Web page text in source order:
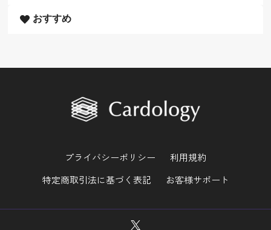
おすすめ
プライバシーポリシー
利用規約
特定商取引法に基づく表記
お客様サポート